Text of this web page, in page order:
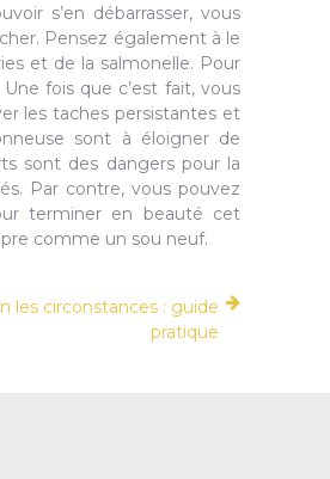
s’en débarrasser, vous
Pensez également à le
et de la salmonelle. Pour
fois que c’est fait, vous
les taches persistantes et
sont à éloigner de
sont des dangers pour la
Par contre, vous pouvez
terminer en beauté cet
comme un sou neuf.
les circonstances : guide
pratique